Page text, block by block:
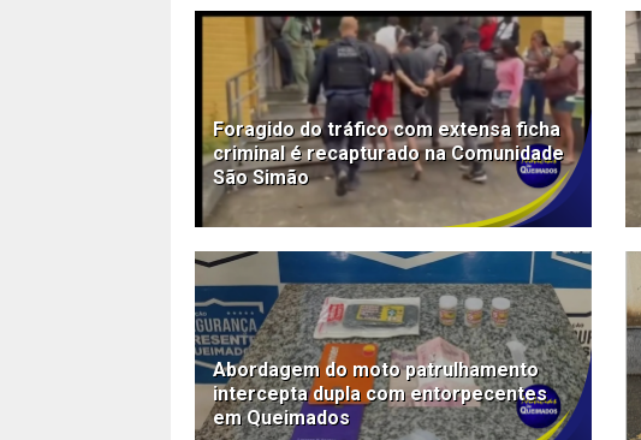
Foragido do tráfico com extensa ficha
criminal é recapturado na Comunidade
São Simão
Abordagem do moto patrulhamento
intercepta dupla com entorpecentes
em Queimados